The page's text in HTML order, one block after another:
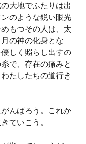
大地でふたりは出
のような鋭い眼光
もつその人は、太
の神の化身とな
しく照らし出すの
で、存在の痛みと
たしたちの道行き
んばろう。これか
ていこう。